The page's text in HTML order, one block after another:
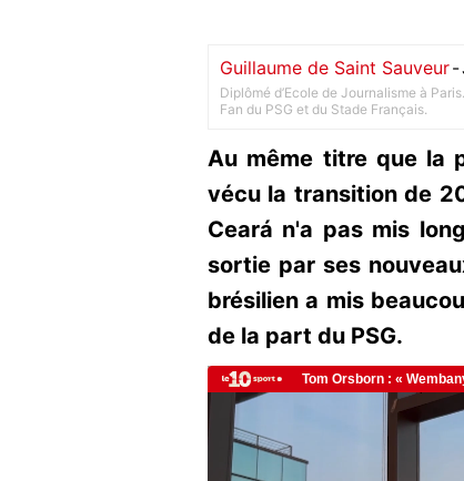
Guillaume de Saint Sauveur-
Diplômé d’Ecole de Journalisme à
Fan du PSG et du Stade Français.
Au même titre que la
vécu la transition de
Ceará n'a pas mis
sortie par ses
brésilien a mis
de la part du PSG.